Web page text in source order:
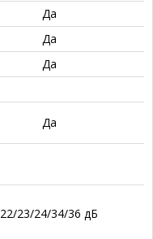
Да
Да
Да
Да
22/23/24/34/36 дБ